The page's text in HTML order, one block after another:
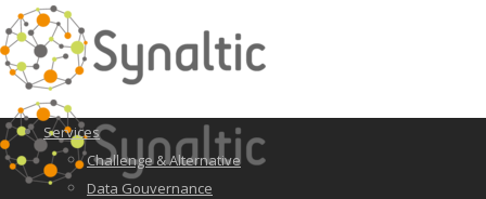
Services
Challenge & Alternative
Data Gouvernance